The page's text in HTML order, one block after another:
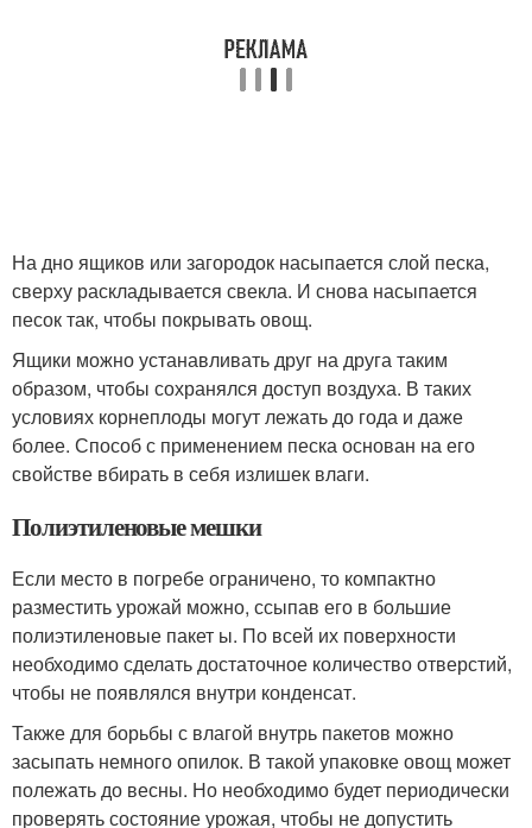
На дно ящиков или загородок насыпается слой песка,
сверху раскладывается свекла. И снова насыпается
песок так, чтобы покрывать овощ.
Ящики можно устанавливать друг на друга таким
образом, чтобы сохранялся доступ воздуха. В таких
условиях корнеплоды могут лежать до года и даже
более. Способ с применением песка основан на его
свойстве вбирать в себя излишек влаги.
Полиэтиленовые мешки
Если место в погребе ограничено, то компактно
разместить урожай можно, ссыпав его в большие
полиэтиленовые пакет ы. По всей их поверхности
необходимо сделать достаточное количество отверстий,
чтобы не появлялся внутри конденсат.
Также для борьбы с влагой внутрь пакетов можно
засыпать немного опилок. В такой упаковке овощ может
полежать до весны. Но необходимо будет периодически
проверять состояние урожая, чтобы не допустить